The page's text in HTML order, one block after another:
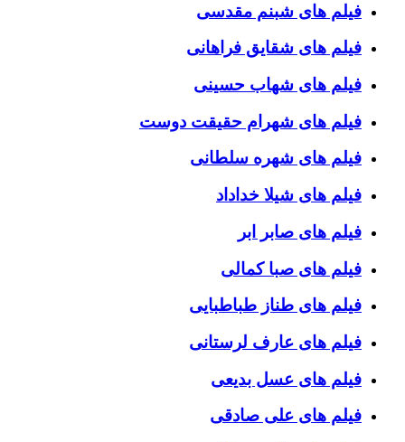
فیلم های شبنم مقدسی
فیلم های شقایق فراهانی
فیلم های شهاب حسینی
فیلم های شهرام حقیقت دوست
فیلم های شهره سلطانی
فیلم های شیلا خداداد
فیلم های صابر ابر
فیلم های صبا کمالی
فیلم های طناز طباطبایی
فیلم های عارف لرستانی
فیلم های عسل بدیعی
فیلم های علی صادقی